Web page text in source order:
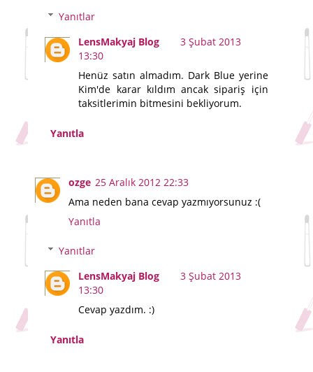
Yanıtlar
LensMakyaj Blog
3 Şubat 2013
13:30
Henüz satın almadım. Dark Blue yerine
Kim'de karar kıldım ancak sipariş için
taksitlerimin bitmesini bekliyorum.
Yanıtla
ozge 25 Aralık 2012 22:33
Ama neden bana cevap yazmıyorsunuz :(
Yanıtla
Yanıtlar
LensMakyaj Blog
3 Şubat 2013
13:30
Cevap yazdım. :)
Yanıtla